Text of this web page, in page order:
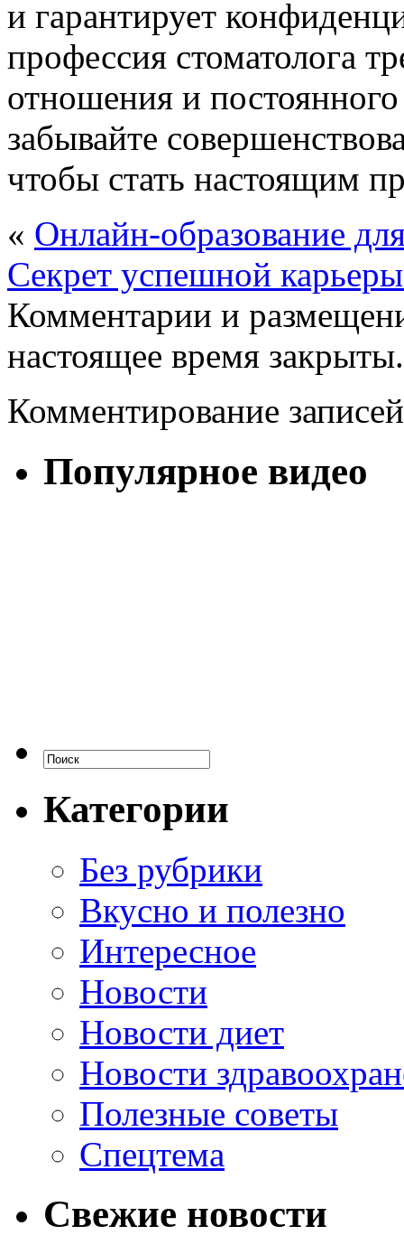
и гарантирует
профессия стоматолога
отношения и
забывайте
чтобы стать настоящим
« Онлайн-образование
Секрет успешной
Комментарии и
настоящее время закрыты.
Комментирование
Популярное видео
Категории
Без рубрики
Вкусно и полезно
Интересное
Новости
Новости диет
Новости
Полезные советы
Спецтема
Свежие новости